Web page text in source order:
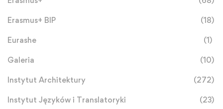
Erasmus+ BIP (18)
Eurashe (1)
Galeria (10)
Instytut Architektury (272)
Instytut Języków i Translatoryki (23)